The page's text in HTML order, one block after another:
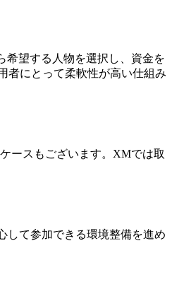
希望する人物を選択し、資金を
者にとって柔軟性が高い仕組み
ースもございます。XMでは取
して参加できる環境整備を進め